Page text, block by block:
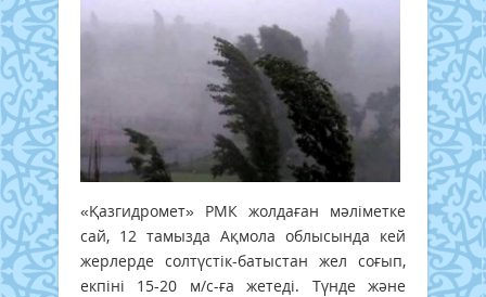
«Қазгидромет» РМК жолдаған мәліметке
сай, 12 тамызда Ақмола облысында кей
жерлерде солтүстік-батыстан жел соғып,
екпіні 15-20 м/с-ға жетеді. Түнде және